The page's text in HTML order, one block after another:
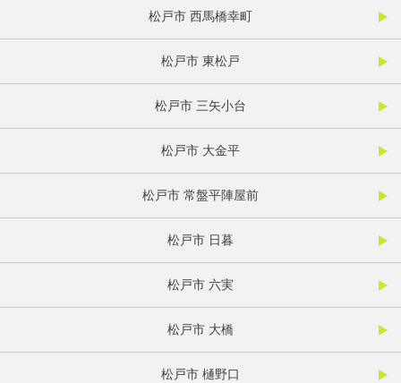
松戸市 西馬橋幸町
松戸市 東松戸
松戸市 三矢小台
松戸市 大金平
松戸市 常盤平陣屋前
松戸市 日暮
松戸市 六実
松戸市 大橋
松戸市 樋野口